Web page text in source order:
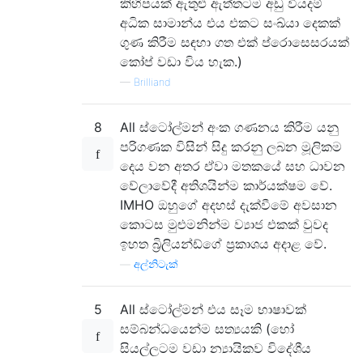
අධික සාමාන්ය එය එකට සංඛ්යා දෙකක්
ගුණ කිරීම සඳහා ගත එක් ප්රොසෙසරයක්
කෝප් වඩා විය හැක.)
— Brilliand
8
All ස්ටෝල්මන් අංක ගණනය කිරීම යනු
පරිගණක විසින් සිදු කරනු ලබන මූලිකම
දෙය වන අතර ඒවා මතකයේ සහ ධාවන
වේලාවේදී අතිශයින්ම කාර්යක්ෂම වේ.
IMHO ඔහුගේ අදහස් දැක්වීමේ අවසාන
කොටස මුළුමනින්ම ව්‍යාජ එකක් වුවද
ඉහත බ්‍රිලියන්ඩ්ගේ ප්‍රකාශය අදාළ වේ.
අල්නිටැක්
5
All ස්ටෝල්මන් එය සෑම භාෂාවක්
සම්බන්ධයෙන්ම සත්‍යයකි (හෝ
සියල්ලටම වඩා න්‍යායිකව විදේශීය